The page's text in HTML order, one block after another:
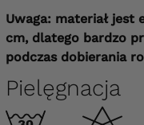
Uwaga: materiał jest
cm, dlatego bardzo
podczas dobierania
Pielęgnacja